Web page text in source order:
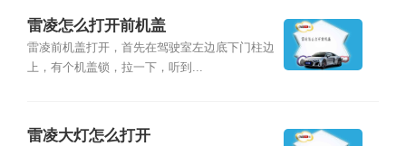
雷凌怎么打开前机盖
雷凌前机盖打开，首先在驾驶室左边底下门柱边
上，有个机盖锁，拉一下，听到...
雷凌大灯怎么打开